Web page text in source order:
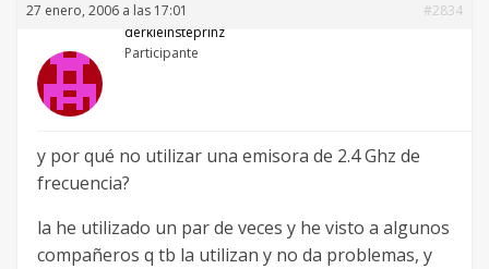
27 enero, 2006 a las 17:01
#2834
derkleinsteprinz
Participante
y por qué no utilizar una emisora de 2.4 Ghz de
frecuencia?
la he utilizado un par de veces y he visto a algunos
compañeros q tb la utilizan y no da problemas, y